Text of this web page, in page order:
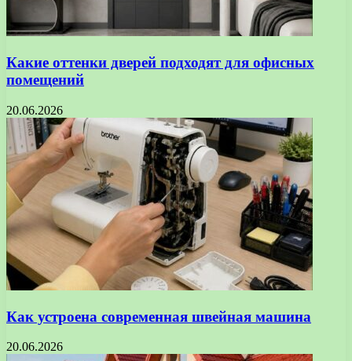
Какие оттенки дверей подходят для офисных
помещений
20.06.2026
Как устроена современная швейная машина
20.06.2026